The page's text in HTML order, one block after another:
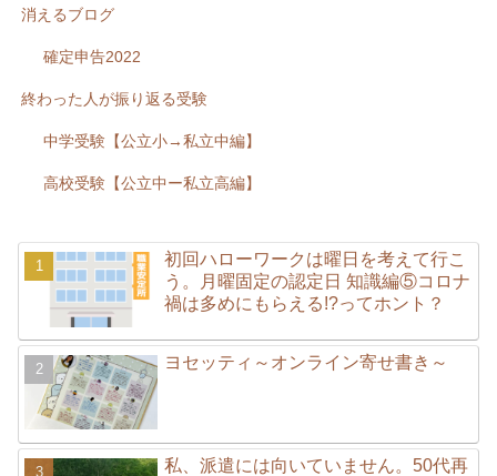
消えるブログ
確定申告2022
終わった人が振り返る受験
中学受験【公立小→私立中編】
高校受験【公立中ー私立高編】
初回ハローワークは曜日を考えて行こ
う。月曜固定の認定日 知識編⑤コロナ
禍は多めにもらえる!?ってホント？
ヨセッティ～オンライン寄せ書き～
私、派遣には向いていません。50代再